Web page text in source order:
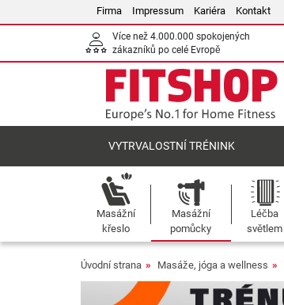
Firma Impressum Kariéra Kontakt
Více než 4.000.000 spokojených
zákazníků po celé Evropě
VYTRVALOSTNÍ TRÉNINK
Masážní
křeslo
Masážní
pomůcky
Léčba
světlem
Úvodní strana Masáže, jóga a wellness